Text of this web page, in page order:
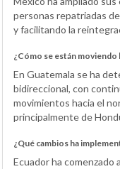
personas repatriadas
y facilitando la
¿Cómo se están moviendo
En Guatemala se ha
bidireccional, con
movimientos hacia el
principalmente de
¿Qué cambios ha
Ecuador ha comenzado